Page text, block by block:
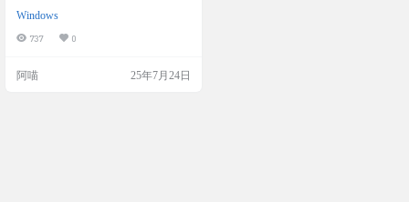
顶某个程序，某个文档界面。有什
么办法可以使某个程序或者文档始
的 Deskpins：置顶你的任意windows
Windows
737 0
阿喵 25年7月24日